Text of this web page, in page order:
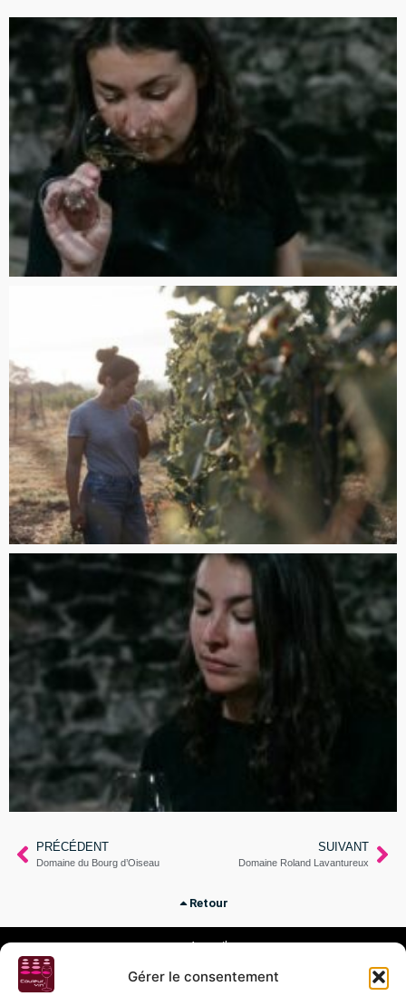
Gérer le consentement
PRÉCÉDENT
Domaine du Bourg d’Oiseau
SUIVANT
Domaine Roland Lavantureux
Retour
Accueil
Magasin